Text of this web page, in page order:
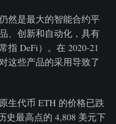
然是最大的智能合约平
、创新和自动化，具有
指 DeFi）。在 2020-21
这些产品的采用导致了
生代币 ETH 的价格已跌
史最高点的 4,808 美元下